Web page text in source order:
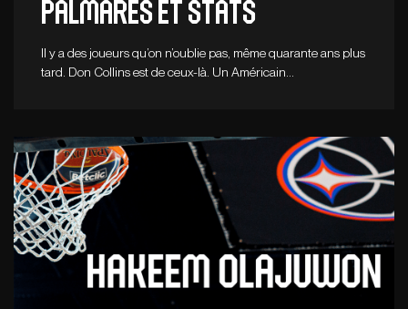
palmarès et stats
Il y a des joueurs qu’on n’oublie pas, même quarante ans plus
tard. Don Collins est de ceux-là. Un Américain…